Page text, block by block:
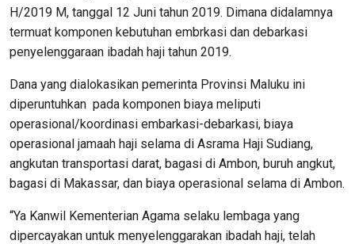
H/2019 M, tanggal 12 Juni tahun 2019. Dimana didalamnya
termuat komponen kebutuhan embrkasi dan debarkasi
penyelenggaraan ibadah haji tahun 2019.
Dana yang dialokasikan pemerinta Provinsi Maluku ini
diperuntuhkan pada komponen biaya meliputi
operasional/koordinasi embarkasi-debarkasi, biaya
operasional jamaah haji selama di Asrama Haji Sudiang,
angkutan transportasi darat, bagasi di Ambon, buruh angkut,
bagasi di Makassar, dan biaya operasional selama di Ambon.
“Ya Kanwil Kementerian Agama selaku lembaga yang
dipercayakan untuk menyelenggarakan ibadah haji, telah